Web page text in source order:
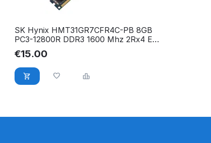
SK Hynix HMT31GR7CFR4C-PB 8GB
PC3-12800R DDR3 1600 Mhz 2Rx4 ECC
Reg. RAM
€15.00